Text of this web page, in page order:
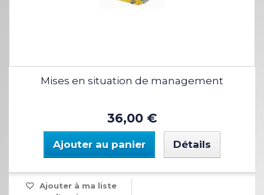
Mises en situation de management
36,00 €
Ajouter au panier Détails
Ajouter à ma liste